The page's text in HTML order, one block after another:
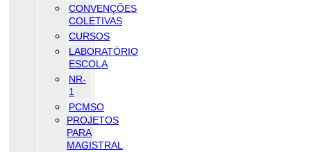
CONVENÇÕES
COLETIVAS
CURSOS
LABORATÓRIO
ESCOLA
NR-
1
PCMSO
PROJETOS
PARA
MAGISTRAL